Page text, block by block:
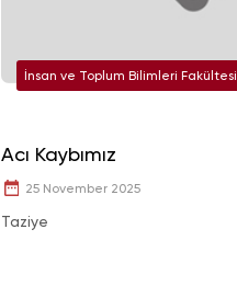
İnsan ve Toplum Bilimleri Fakültesi
Acı Kaybımız
25 November 2025
Taziye